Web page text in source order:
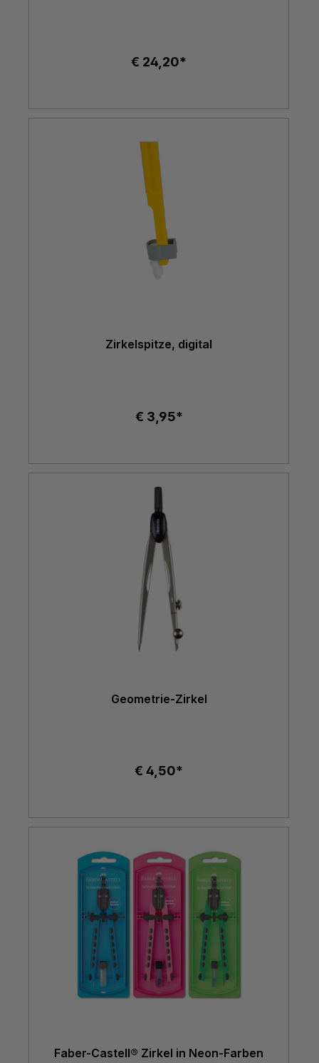
€ 24,20*
Zirkelspitze, digital
€ 3,95*
Geometrie-Zirkel
€ 4,50*
Faber-Castell® Zirkel in Neon-Farben